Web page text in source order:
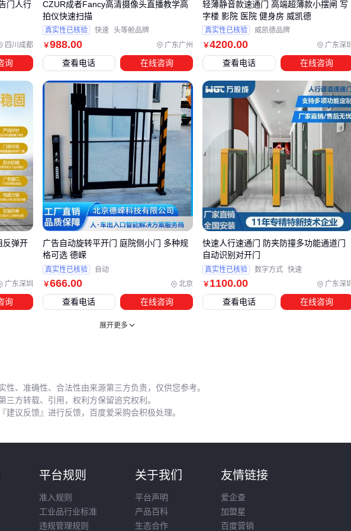
特别注意：在燃气管道等特殊场景，必须使用带阴极保护的
，避免电化学腐蚀。🔩 配套件的质量直接影
响系统可靠性。
五、延长拍门使用寿命的维护要点
拍门作为机械部件，其性能会随使用逐渐衰减。通过这三项日
常维护可显著延长服役周期：
季度检查：清理门框沉积物，检查铰链销轴磨损
年度保养 ：给转动部件加注润滑脂，更换老化密封件
应急处理：发现漏水立即停用，避免水流冲刷扩大密封面损
伤
维护时建议使用防锈螺栓螺母
固定检修口盖板，方便下次拆
卸。⚠️ 切忌用普通扳手强行拧动锈蚀紧固件，避免螺纹滑牙。
从市政管网到工业排水，可靠的拍门
选择需要综合介质特
性、流量压力和运维条件。记住：防倒灌效果=合理选型×正确
安装×定期维护，三者缺一不可。
四川成都
门人行
询
￥988.00 广东广州
CZUR成者Fancy高清摄像头直播教学高
拍仪快速扫描
真实性已核验 快速 头等舱品牌
查看电话 在线咨询
￥4200.00 广东深
轻薄静音款速通门 高端超薄款小摆闸 写
字楼 影院 医院 健身房 威凯德
真实性已核验 威凯德品牌
查看电话 在线咨询
广东深圳
反弹开
询
￥666.00 北京
广告自动旋转平开门 庭院侧小门 多种规
格可选 德嵘
真实性已核验 自动
查看电话 在线咨询
￥ 1100.00 广东深
快速人行速通门 防夹防撞多功能通道门
自动识别对开门
真实性已核验 数字方式 快速
查看电话 在线咨询
展开更多
性、准确性、合法性由来源第三方负责，仅供您参考。
三方转载、引用，权利方保留追究权利。
建议反馈』进行反馈，百度爱采购会积极处理。
平台规则
准入规则
工业品行业标准
违规管理规则
关于我们
平台声明
产品百科
生态合作
友情链接
爱企查
加盟星
百度营销